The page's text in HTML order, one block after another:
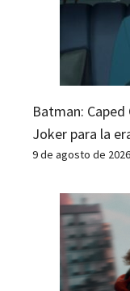
Batman:
Joker para la
9 de agosto de 2026